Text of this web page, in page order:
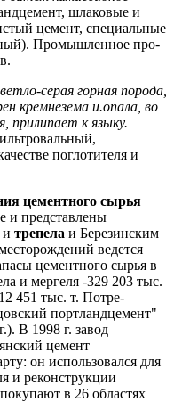
шлаковые и
цемент, специальные
Промышленное про­
серая горная порода,
кремнезема и.опала, во
прилипает к языку.
поглотителя и
цементного сырья
и представлены
и трепела и Березинским
ведется
це­ментного сырья в
и мергеля -329 203 тыс.
451 тыс. т. Потре­
портландцемент"
В 1998 г. завод
цемент
он использовался для
и реконструк­ции
в 26 областях